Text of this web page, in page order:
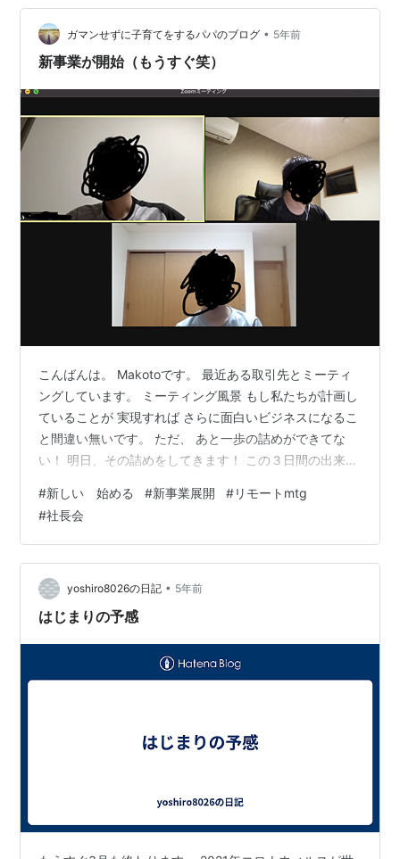
とは言いつつ 実は僕の考えは常に変わらず 「お友達づく
り」です。 一緒に夢を叶えられる仲間 がたくさん周り
に…
ガマンせずに子育てをするパパのブログ • 5年前
新事業が開始（もうすぐ笑）
こんばんは。 Makotoです。 最近ある取引先とミーティ
ングしています。 ミーティング風景 もし私たちが計画し
ていることが 実現すれば さらに面白いビジネスになるこ
と間違い無いです。 ただ、 あと一歩の詰めができてな
い！ 明日、その詰めをしてきます！ この３日間の出来事
今回の出会いも インターネットやリモートだけでは 絶対
実現しなかった。 紹介してもらって 行動してもらって
今がある。 当然絶対うまくいくなんていう保証は無いけ
ど、 うまくいく確信があるし、 うまくいかせるしかない
笑 行動しなければ 何も変わらないどころか退化しかな
い。 …
#新しい 始める #新事業展開 #リモートmtg
#社長会
yoshiro8026の日記 • 5年前
はじまりの予感